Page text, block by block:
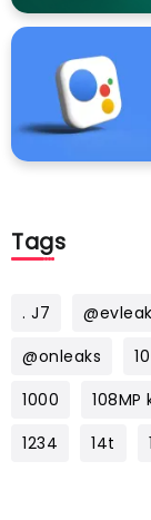
Tags
. J7
@onleaks
10
1000
1234
14t